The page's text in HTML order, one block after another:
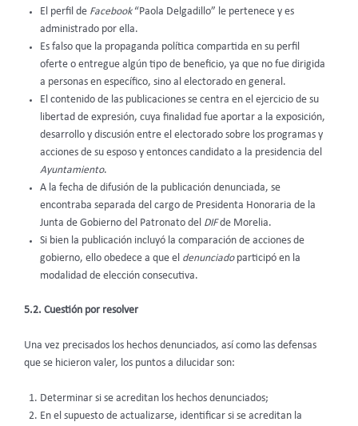
El perfil de Facebook“Paola Delgadillo” le pertenece y es
administrado por ella.
Es falso que la propaganda política compartida en su perfil
oferte o entregue algún tipo de beneficio, ya que no fue dirigida
a personas en específico, sino al electorado en general.
El contenido de las publicaciones se centra en el ejercicio de su
libertad de expresión, cuya finalidad fue aportar a la exposición,
desarrollo y discusión entre el electorado sobre los programas y
acciones de su esposo y entonces candidato a la presidencia del
Ayuntamiento.
A la fecha de difusión de la publicación denunciada, se
encontraba separada del cargo de Presidenta Honoraria de la
Junta de Gobierno del Patronato del DIFde Morelia.
Si bien la publicación incluyó la comparación de acciones de
gobierno, ello obedece a que el denunciado participó en la
modalidad de elección consecutiva.
5.2. Cuestión por resolver
Una vez precisados los hechos denunciados, así como las defensas
que se hicieron valer, los puntos a dilucidar son:
Determinar si se acreditan los hechos denunciados;
En el supuesto de actualizarse, identificar si se acreditan la